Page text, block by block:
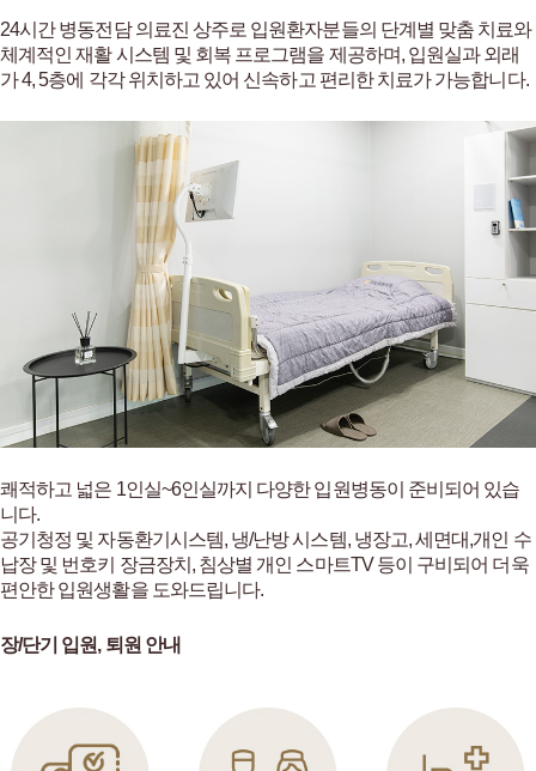
24시간 병동전담 의료진 상주로 입원환자분들의 단계별 맞춤 치료와
체계적인 재활 시스템 및 회복 프로그램을 제공하며, 입원실과 외래
가 4, 5층에 각각 위치하고 있어 신속하고 편리한 치료가 가능합니다.
쾌적하고 넓은 1인실~6인실까지 다양한 입원병동이 준비되어 있습
니다.
공기청정 및 자동환기시스템, 냉/난방 시스템, 냉장고, 세면대,개인 수
납장 및 번호키 장금장치, 침상별 개인 스마트TV 등이 구비되어 더욱
편안한 입원생활을 도와드립니다.
장/단기 입원, 퇴원 안내